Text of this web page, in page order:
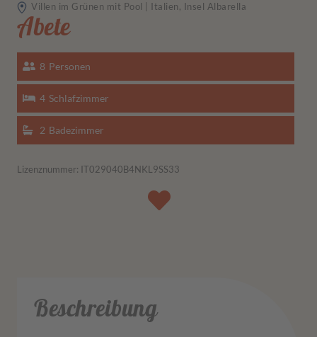
Villen im Grünen mit Pool | Italien, Insel Albarella
Abete
Personen
8
Schlafzimmer
4
Badezimmer
2
Lizenznummer: IT029040B4NKL9SS33
Beschreibung